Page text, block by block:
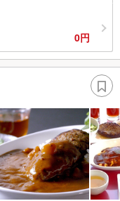
0円